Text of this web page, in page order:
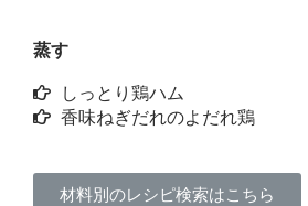
蒸す
しっとり鶏ハム
香味ねぎだれのよだれ鶏
材料別のレシピ検索はこちら